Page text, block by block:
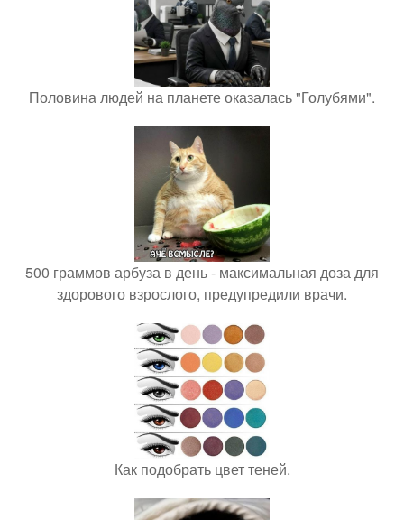
Половина людей на планете оказалась "Голубями".
500 граммов арбуза в день - максимальная доза для
здорового взрослого, предупредили врачи.
Как подобрать цвет теней.